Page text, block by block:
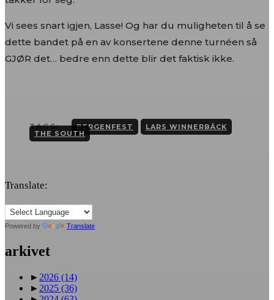
Vi sees snart igjen, Lasse! Og har du muligheten til å se
dette bandet på en av konsertene denne turnéen så
GJØR det… bedre enn dette blir det faktisk ikke.
TAGS: BERGENFEST LARS WINNERBÄCK
THE SOUTH
Translate:
Powered by Translate
arkivet
► 2026 (14)
► 2025 (36)